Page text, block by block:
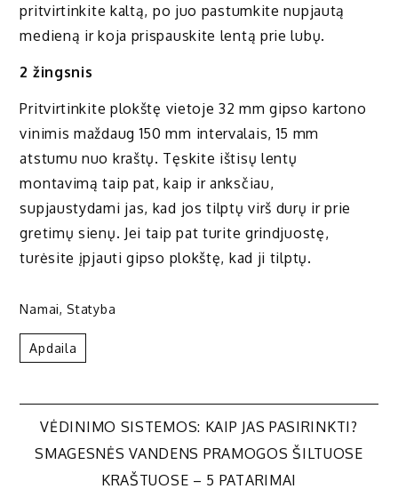
pritvirtinkite kaltą, po juo pastumkite nupjautą
medieną ir koja prispauskite lentą prie lubų.
2 žingsnis
Pritvirtinkite plokštę vietoje 32 mm gipso kartono
vinimis maždaug 150 mm intervalais, 15 mm
atstumu nuo kraštų. Tęskite ištisų lentų
montavimą taip pat, kaip ir anksčiau,
supjaustydami jas, kad jos tilptų virš durų ir prie
gretimų sienų. Jei taip pat turite grindjuostę,
turėsite įpjauti gipso plokštę, kad ji tilptų.
Namai,Statyba
Apdaila
Navigacija
VĖDINIMO SISTEMOS: KAIP JAS PASIRINKTI?
SMAGESNĖS VANDENS PRAMOGOS ŠILTUOSE
KRAŠTUOSE – 5 PATARIMAI